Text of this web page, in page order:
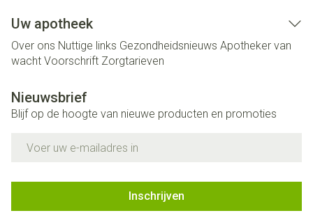
Uw apotheek
Over ons Nuttige links Gezondheidsnieuws Apotheker van
wacht Voorschrift Zorgtarieven
Nieuwsbrief
Blijf op de hoogte van nieuwe producten en promoties
Inschrijven